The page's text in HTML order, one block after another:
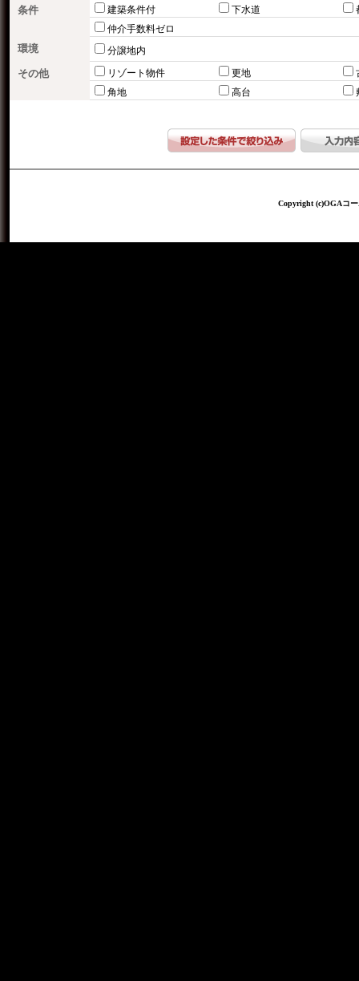
条件 建築条件付 下水道
仲介手数料ゼロ
環境 分譲地内
その他 リゾート物件 更地
角地
高台
Copyright (c)OGAコ